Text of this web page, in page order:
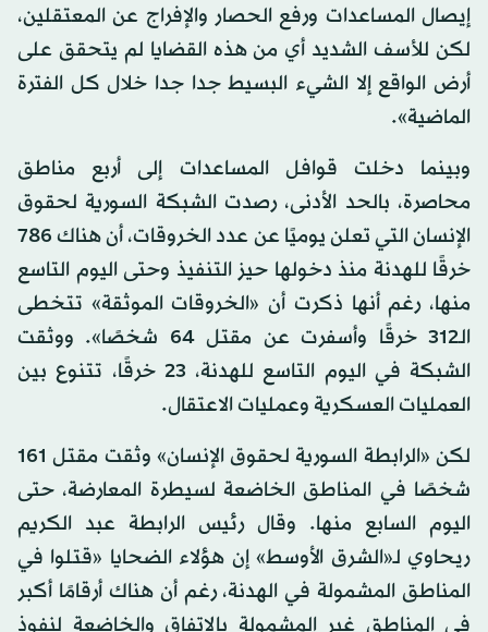
إيصال المساعدات ورفع الحصار والإفراج عن المعتقلين،
لكن للأسف الشديد أي من هذه القضايا لم يتحقق على
أرض الواقع إلا الشيء البسيط جدا جدا خلال كل الفترة
الماضية».
وبينما دخلت قوافل المساعدات إلى أربع مناطق
محاصرة، بالحد الأدنى، رصدت الشبكة السورية لحقوق
الإنسان التي تعلن يوميًا عن عدد الخروقات، أن هناك 786
خرقًا للهدنة منذ دخولها حيز التنفيذ وحتى اليوم التاسع
منها، رغم أنها ذكرت أن «الخروقات الموثقة» تتخطى
الـ312 خرقًا وأسفرت عن مقتل 64 شخصًا». ووثقت
الشبكة في اليوم التاسع للهدنة، 23 خرقًا، تتنوع بين
العمليات العسكرية وعمليات الاعتقال.
لكن «الرابطة السورية لحقوق الإنسان» وثقت مقتل 161
شخصًا في المناطق الخاضعة لسيطرة المعارضة، حتى
اليوم السابع منها. وقال رئيس الرابطة عبد الكريم
ريحاوي لـ«الشرق الأوسط» إن هؤلاء الضحايا «قتلوا في
المناطق المشمولة في الهدنة، رغم أن هناك أرقامًا أكبر
في المناطق غير المشمولة بالاتفاق والخاضعة لنفوذ